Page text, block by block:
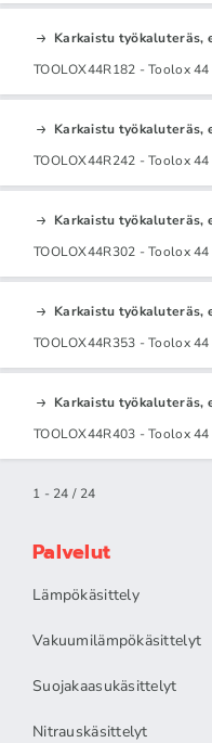
Karkaistu työkaluteräs,
TOOLOX44R182 - Toolox 44
Karkaistu työkaluteräs,
TOOLOX44R242 - Toolox 44
Karkaistu työkaluteräs,
TOOLOX44R302 - Toolox 44
Karkaistu työkaluteräs,
TOOLOX44R353 - Toolox 44
Karkaistu työkaluteräs,
TOOLOX44R403 - Toolox 44
1 - 24 / 24
Palvelut
Lämpökäsittely
Vakuumilämpökäsittelyt
Suojakaasukäsittelyt
Nitrauskäsittelyt